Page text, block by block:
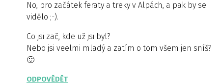
No, pro začátek feraty a treky v Alpách, a pak by se
vidělo ;-).
Co jsi zač, kde už jsi byl?
Nebo jsi veelmi mladý a zatím o tom všem jen sníš?
🙂
ODPOVĚDĚT